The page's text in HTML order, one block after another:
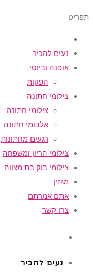
תפריט
נעים להכיר
אופנה וביוטי
הפקות
צילומי חתונה
צילומי חתונה
אלבומי חתונה
רגעים מחתונות
צילומי הריון ומשפחה
צילומי בוק בת מצווה
מגזין
אתם אמרתם
צרו קשר
נעים להכיר